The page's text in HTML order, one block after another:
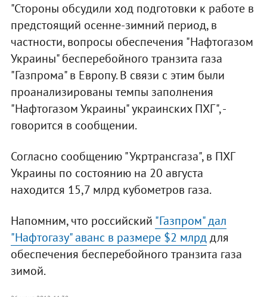
"Стороны обсудили ход подготовки к работе в
предстоящий осенне-зимний период, в
частности, вопросы обеспечения "Нафтогазом
Украины" бесперебойного транзита газа
"Газпрома" в Европу. В связи с этим были
проанализированы темпы заполнения
"Нафтогазом Украины" украинских ПХГ", -
говорится в сообщении.
Согласно сообщению "Укртрансгаза", в ПХГ
Украины по состоянию на 20 августа
находится 15,7 млрд кубометров газа.
Напомним, что российский "Газпром" дал
"Нафтогазу" аванс в размере $2 млрддля
обеспечения бесперебойного транзита газа
зимой.